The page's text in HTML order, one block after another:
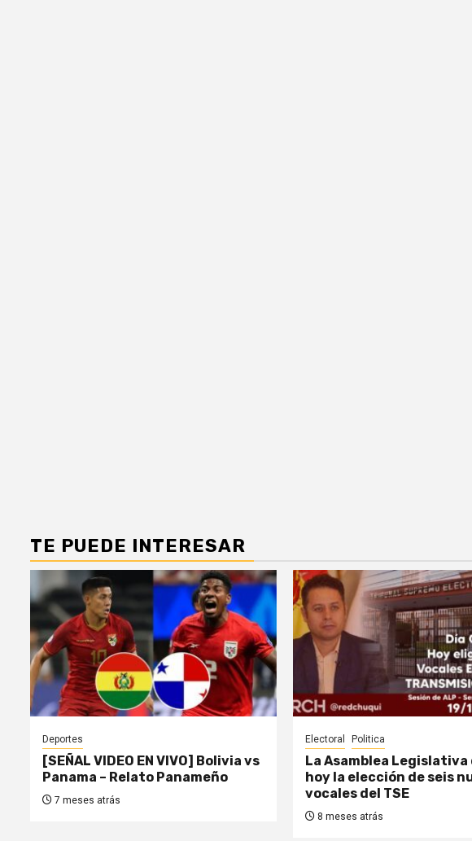
TE PUEDE INTERESAR
Deportes
[SEÑAL VIDEO EN VIVO] Bolivia vs
Panama – Relato Panameño
7 meses atrás
Electoral Politica
La Asamblea Legislativa
hoy la elección de seis
vocales del TSE
8 meses atrás